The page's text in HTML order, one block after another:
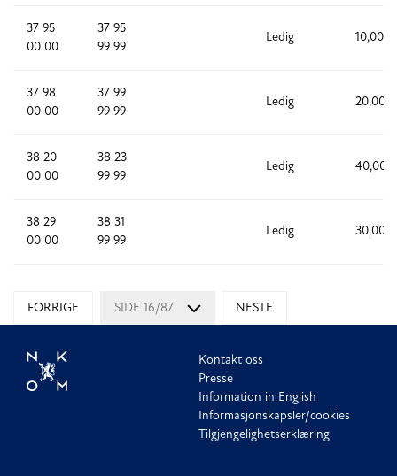
37 95
00 00
37 95
99 99
Ledig 10,000
37 98
00 00
37 99
99 99
Ledig 20,000
38 20
00 00
38 23
99 99
Ledig 40,000
38 29
00 00
38 31
99 99
Ledig 30,000
FORRIGE SIDE 16/87 NESTE
Kontakt oss
Presse
Information in English
Informasjonskapsler/cookies
Tilgjengelighetserklæring